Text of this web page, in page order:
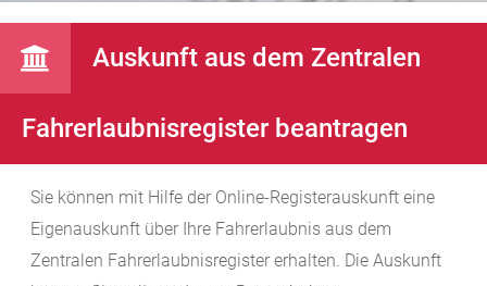
Auskunft aus dem Zentralen
Fahrerlaubnisregister beantragen
Sie können mit Hilfe der Online-Registerauskunft eine
Eigenauskunft über Ihre Fahrerlaubnis aus dem
Zentralen Fahrerlaubnisregister erhalten. Die Auskunft